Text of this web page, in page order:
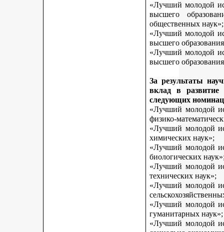
«Лучший молодой
высшего
общественных наук»;
«Лучший молодой
высшего
«Лучший молодой
высшего
За результаты
вклад в развитие
следующих
«Лучший молодой
физико-
«Лучший молодой
химических наук»;
«Лучший молодой
биологических
«Лучший молодой
технических наук»;
«Лучший молодой
«Лучший молодой
гуманитарных наук»;
«Лучший молодой